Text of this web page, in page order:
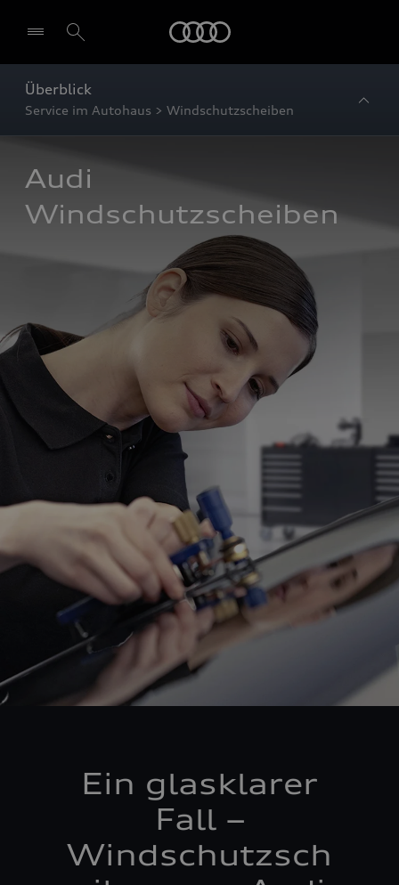
Überblick
Service im Autohaus > Windschutzscheiben
Audi
Windschutzscheiben
Ein glasklarer
Fall –
Windschutzsch